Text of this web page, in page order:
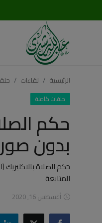
تسجيل
الدخول
شبهات وردود
العقيدة الإسلامية
رسائل مهمة
أحكام وفتاوى
الرئيسية لقاءات
حلقات كاملة
حكم
بدون
حكم الصلاة
المتابعة
أغسطس 16, 2020